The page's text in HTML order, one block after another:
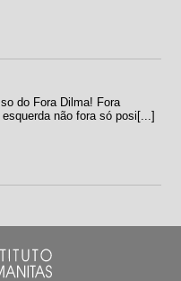
do Fora Dilma! Fora
não fora só posi[...]